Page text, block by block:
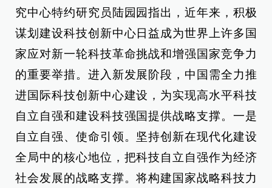
究中心特约研究员陆园园指出，近年来，积极
谋划建设科技创新中心日益成为世界上许多国
家应对新一轮科技革命挑战和增强国家竞争力
的重要举措。进入新发展阶段，中国需全力推
进国际科技创新中心建设，为实现高水平科技
自立自强和建设科技强国提供战略支撑。一是
自立自强、使命引领。坚持创新在现代化建设
全局中的核心地位，把科技自立自强作为经济
社会发展的战略支撑。将构建国家战略科技力